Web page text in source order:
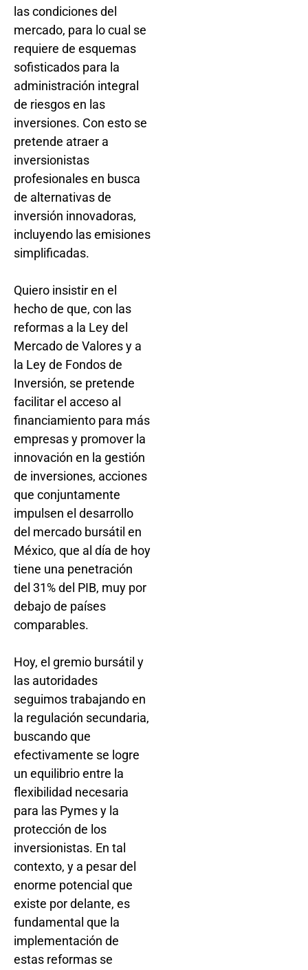
las condiciones del
mercado, para lo cual se
requiere de esquemas
sofisticados para la
administración integral
de riesgos en las
inversiones. Con esto se
pretende atraer a
inversionistas
profesionales en busca
de alternativas de
inversión innovadoras,
incluyendo las emisiones
simplificadas.
Quiero insistir en el
hecho de que, con las
reformas a la Ley del
Mercado de Valores y a
la Ley de Fondos de
Inversión, se pretende
facilitar el acceso al
financiamiento para más
empresas y promover la
innovación en la gestión
de inversiones, acciones
que conjuntamente
impulsen el desarrollo
del mercado bursátil en
México, que al día de hoy
tiene una penetración
del 31% del PIB, muy por
debajo de países
comparables.
Hoy, el gremio bursátil y
las autoridades
seguimos trabajando en
la regulación secundaria,
buscando que
efectivamente se logre
un equilibrio entre la
flexibilidad necesaria
para las Pymes y la
protección de los
inversionistas. En tal
contexto, y a pesar del
enorme potencial que
existe por delante, es
fundamental que la
implementación de
estas reformas se